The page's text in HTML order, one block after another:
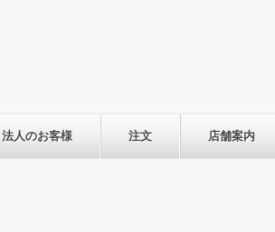
法人のお客様 注文 店舗案内